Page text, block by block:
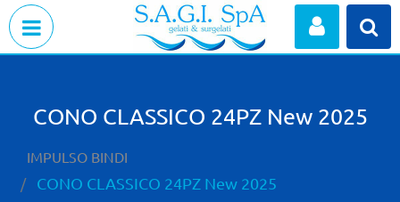
CONO CLASSICO 24PZ New 2025
IMPULSO BINDI
CONO CLASSICO 24PZ New 2025